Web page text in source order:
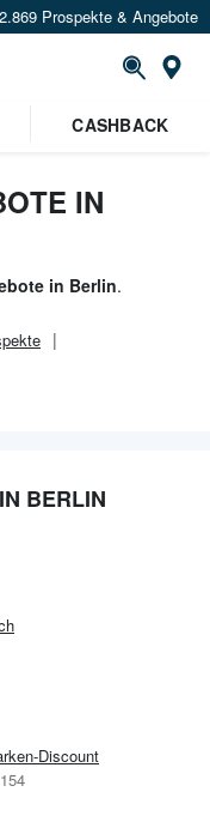
Prospekte & Angebote
CASHBACK
IN
in Berlin.
BERLIN
Discount